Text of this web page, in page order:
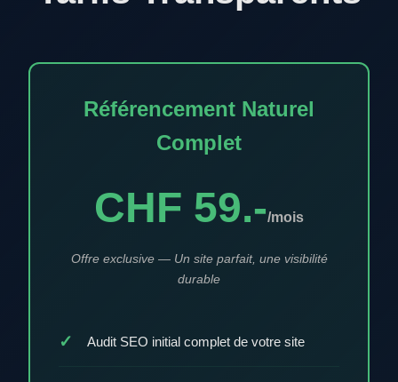
Référencement Naturel
Complet
CHF 59.-/mois
Offre exclusive — Un site parfait, une visibilité
durable
Audit SEO initial complet de votre site